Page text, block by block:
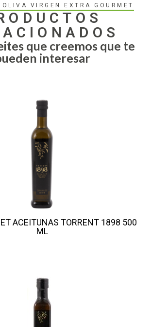
VIRGEN EXTRA GOURMET
que creemos que te
interesar
ACEITUNAS TORRENT 1898 500
ML